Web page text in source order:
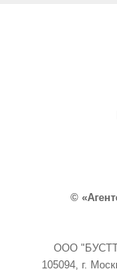
©
ООО
105094, г.